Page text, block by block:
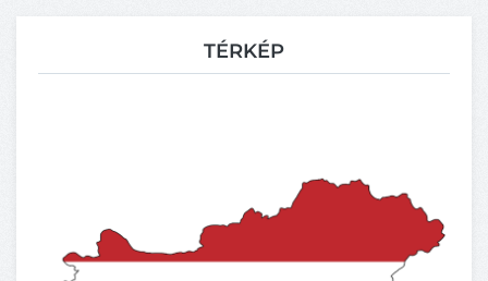
TÉRKÉP